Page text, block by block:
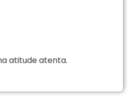
atitude atenta.